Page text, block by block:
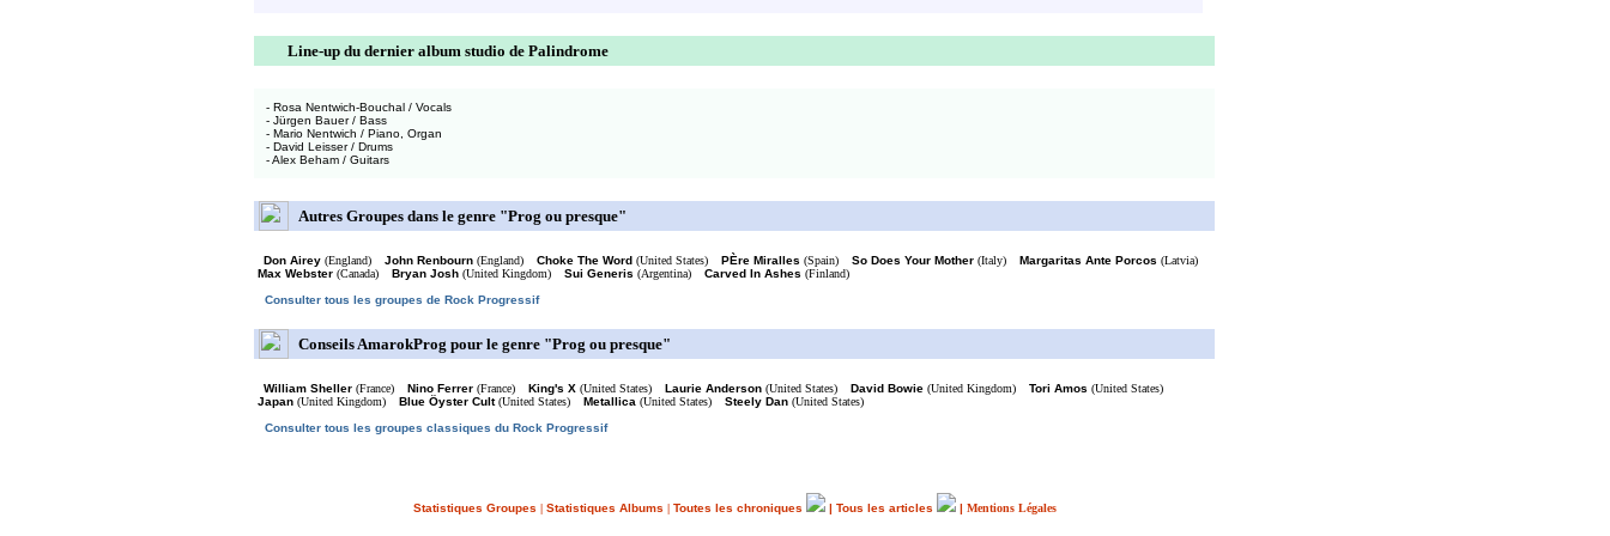
Line-up du dernier album studio de Palindrome
- Rosa Nentwich-Bouchal / Vocals
- Jürgen Bauer / Bass
- Mario Nentwich / Piano, Organ
- David Leisser / Drums
- Alex Beham / Guitars
Autres Groupes dans le genre "Prog ou presque"
Don Airey (England) John Renbourn (England) Choke The Word (United States) PÈre Miralles (Spain) So Does Your Mother (Italy) Margaritas Ante Porcos (Latvia)
Max Webster (Canada) Bryan Josh (United Kingdom) Sui Generis (Argentina) Carved In Ashes (Finland)
Consulter tous les groupes de Rock Progressif
Conseils AmarokProg pour le genre "Prog ou presque"
William Sheller (France) Nino Ferrer (France) King's X (United States) Laurie Anderson (United States) David Bowie (United Kingdom) Tori Amos (United States)
Japan (United Kingdom) Blue Öyster Cult(United States) Metallica (United States) Steely Dan (United States)
Consulter tous les groupes classiques du Rock Progressif
Statistiques Groupes | Statistiques Albums | Toutes les chroniques | Tous les articles | Mentions Légales